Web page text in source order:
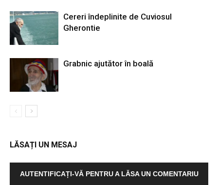
Cereri îndeplinite de Cuviosul
Gherontie
Grabnic ajutător în boală
LĂSAȚI UN MESAJ
AUTENTIFICAȚI-VĂ PENTRU A LĂSA UN COMENTARIU